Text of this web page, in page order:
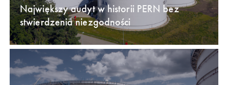
Największy audyt w historii PERN bez
stwierdzenia niezgodności